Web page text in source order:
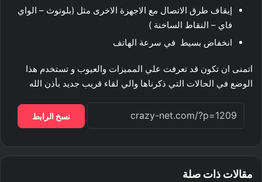
إيقاف طرق الاتصال مع الاجهزة الاخرى مثل (بلوتوث – الواي
فاي – النقاط الساخنة )
انخفاض بسيط في سرعة الهاتف
اتمنى ان تكون قد تعرفت علي المميزات والعيوب و تستخدم هذا
الوضع في الحالات التي ذكرناها والي لقاء قريب جديد بأذن الله
نسخ الرابط
مقالات ذات صلة